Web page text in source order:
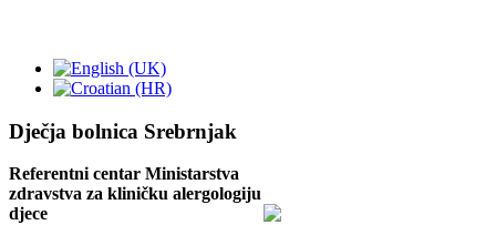
Dječja bolnica Srebrnjak
Referentni centar Ministarstva
zdravstva za kliničku alergologiju
djece